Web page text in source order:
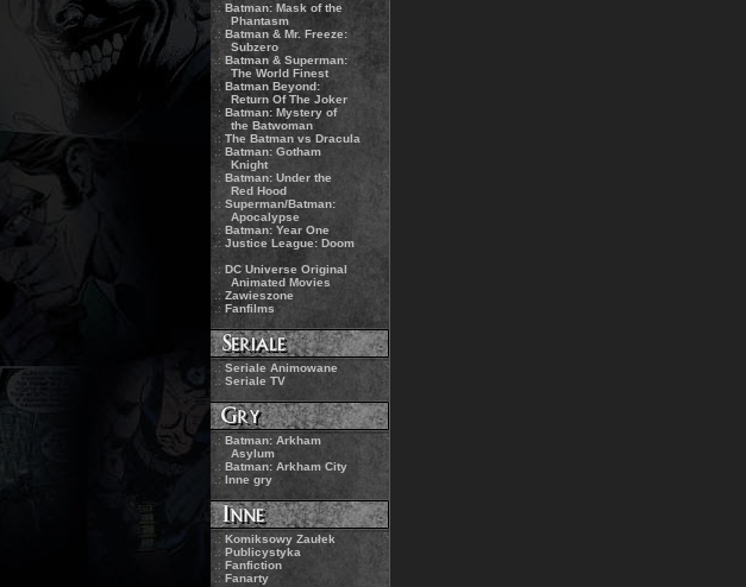
.:Batman: Mask of the
Phantasm
.: Batman & Mr. Freeze:
Subzero
.: Batman & Superman:
The World Finest
.: Batman Beyond:
Return Of The Joker
.: Batman: Mystery of
the Batwoman
.: The Batman vs Dracula
.: Batman: Gotham
Knight
.: Batman: Under the
Red Hood
.: Superman/Batman:
Apocalypse
.: Batman: Year One
.: Justice League: Doom
.: DC Universe Original
Animated Movies
.: Zawieszone
.: Fanfilms
.: Seriale Animowane
.: Seriale TV
.: Batman: Arkham
Asylum
.: Batman: Arkham City
.:Inne gry
.: Komiksowy Zaułek
.: Publicystyka
.: Fanfiction
.:Fanarty